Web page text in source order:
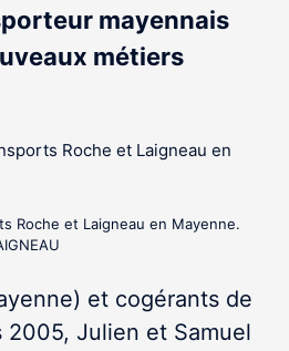
mayennais
métiers
Roche et Laigneau en Mayenne.
et cogérants de
2005, Julien et Samuel